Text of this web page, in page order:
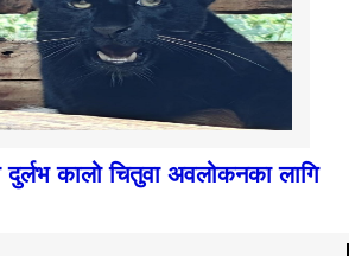
दुर्लभ कालो चितुवा अवलोकनका लागि